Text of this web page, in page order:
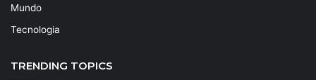
Mundo
Tecnologia
TRENDING TOPICS